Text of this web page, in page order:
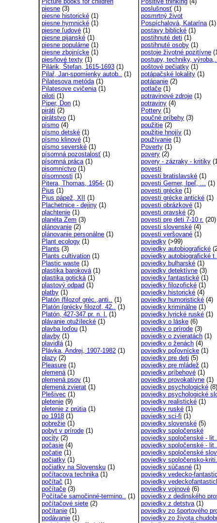
piesne (3)
piesne historické (1)
piesne hymnické (1)
piesne ľudové (1)
piesne pijanské (1)
piesne populárne (1)
piesne zbojnícke (1)
piesňové texty (1)
Pilárik, Štefan, 1615-1693 (1)
Pilař, Jan-spomienky autob.. (1)
Pilatesova metóda(1)
Pilatesove cvičenia(1)
piloti (1)
Piper, Don (1)
piráti (2)
pirátstvo (1)
písmo (4)
písmo detské (1)
písmo klinové (1)
písmo severské (1)
písomná pozostalosť (1)
písomná práca(1)
pisomníctvo (1)
písomnosti (1)
Pitera, Thomas, 1954- (1)
Pius (1)
Pius pápež, XII
(1)
Plachetnice - dejiny (1)
plachtenie (1)
planéta Zem (3)
plánovanie (2)
plánovanie personálne (1)
Plant ecology (1)
Plants (3)
Plants cultivation (1)
Plastic waste (1)
plastika baroková(1)
plastika gotická(1)
plastový odpad (1)
platby (1)
Platón (filozof gréc.,anti.. (1)
Platón (grécky filozof, 42.. (1)
Platón, 427-347 pr. n. l. (1)
plávanie otužílecké (1)
plavba loďou (1)
plavby (1)
plavidlá(1)
Plávka, Andrej, 1907-1982 (1)
plazy (2)
Pleasure (1)
plemená(1)
plemená psov (1)
plemená zvierat (1)
Plešivec (1)
pletenie (9)
pletenie z prútia(1)
po 1918 (1)
pobrežie (1)
pobyt v prírode (1)
pocity (2)
počasie (4)
počatie (1)
počiatky (1)
počiatky na Slovensku (1)
počítacova technika(1)
počítač (1)
počítače (3)
Počítače samočinné-termino.. (1)
počítačové siete (2)
počítanie (1)
podávanie (1)
poslušnosť (1)
posmrtný život
Pospíchalová, Katarína(1)
postavy biblické (1)
postihnuté deti (1)
postihnuté osoby (1)
postoje životné pozitívne
postupy, techniky,
poštové pečiatky (1)
potápačské lokality (1)
potápanie (2)
potlače (1)
potravinové zdroje (1)
potraviny (4)
Pottery (1)
poučné príbehy (3)
použitie (2)
použitie hnojív (1)
používanie (1)
Poverty (1)
povery (2)
povery - zázraky - kritiky
povesti
povesti bratislavské (1)
povesti Gemer, Ipeľ, ... (1)
povesti grécke (1)
povesti grécke antické (1)
povesti obrázkové (1)
povesti oravské (2)
povesti pre deti 7-10 r. (20)
povesti slovenské (4)
povesti veršované (1)
poviedky (>99)
poviedky autobiografické
poviedky autobiografické
poviedky bulharské (1)
poviedky detektívne (3)
poviedky fantastické (1)
poviedky filozofické (1)
poviedky historické (4)
poviedky humoristické (4)
poviedky kriminálne (1)
poviedky lyrické ruské (1)
poviedky o láske (6)
poviedky o prírode (3)
poviedky o zvieratách (1)
poviedky o ženách (4)
poviedky poľovnícke (1)
poviedky pre deti (5)
poviedky pre mládež (1)
poviedky príbehové (1)
poviedky provokatívne (1)
poviedky psychologické (8)
poviedky psychologické
poviedky realistické (1)
poviedky ruské (1)
poviedky sci-fi (1)
poviedky slovenské (5)
poviedky spoločenské
poviedky spoločenské -
poviedky spoločenské -
poviedky spoločenské
poviedky spoločensko-
poviedky súčasné (1)
poviedky vedecko-
poviedky
poviedky vojnové (6)
poviedky z dedinského
poviedky z detstva(1)
poviedky zo športového
poviedky zo života